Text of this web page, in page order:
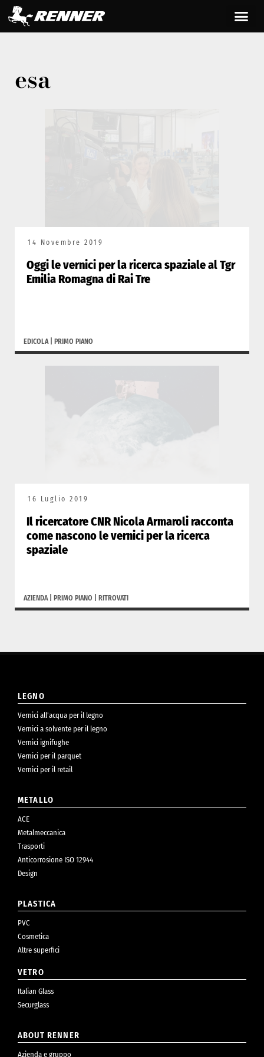
esa
14 Novembre 2019
Oggi le vernici per la ricerca spaziale al Tgr
Emilia Romagna di Rai Tre
EDICOLA| PRIMO PIANO
16 Luglio 2019
Il ricercatore CNR Nicola Armaroli racconta
come nascono le vernici per la ricerca
spaziale
AZIENDA| PRIMO PIANO RITROVATI
LEGNO
Vernici all’acqua per il legno
Vernici a solvente per il legno
Vernici ignifughe
Vernici per il parquet
Vernici per il retail
METALLO
ACE
Metalmeccanica
Trasporti
Anticorrosione ISO 12944
Design
PLASTICA
PVC
Cosmetica
Altre superfici
VETRO
Italian Glass
Securglass
ABOUT RENNER
Azienda e gruppo